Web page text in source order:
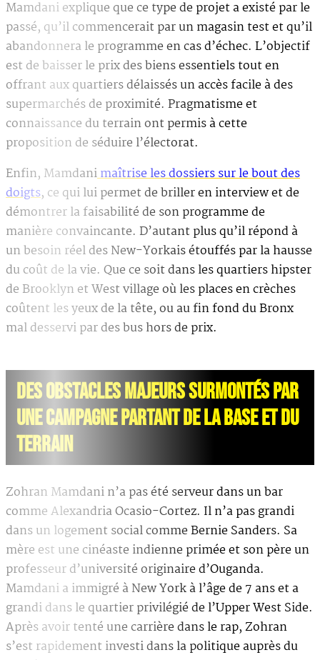
Mamdani explique que ce type de projet a existé par le
passé, qu’il commencerait par un magasin test et qu’il
abandonnera le programme en cas d’échec. L’objectif
est de baisser le prix des biens essentiels tout en
offrant aux quartiers délaissés un accès facile à des
supermarchés de proximité. Pragmatisme et
connaissance du terrain ont permis à cette
proposition de séduire l’électorat.
Enfin, Mamdanimaîtrise les dossiers sur le bout des
doigts, ce qui lui permet de briller en interview et de
démontrer la faisabilité de son programme de
manière convaincante. D’autant plus qu’il répond à
un besoin réel des New-Yorkais étouffés par la hausse
du coût de la vie. Que ce soit dans les quartiers hipster
de Brooklyn et West village où les places en crèches
coûtent les yeux de la tête, ou au fin fond du Bronx
mal desservi par des bus hors de prix.
DES OBSTACLES MAJEURS SURMONTÉS PAR
UNE CAMPAGNE PARTANT DE LA BASE ET DU
TERRAIN
Zohran Mamdani n’a pas été serveur dans un bar
comme Alexandria Ocasio-Cortez. Il n’a pas grandi
dans un logement social comme Bernie Sanders. Sa
mère est une cinéaste indienne primée et son père un
professeur d’université originaire d’Ouganda.
Mamdani a immigré à New York à l’âge de 7 ans et a
grandi dans le quartier privilégié de l’Upper West Side.
Après avoir tenté une carrière dans le rap, Zohran
s’est rapidement investi dans la politique auprès du